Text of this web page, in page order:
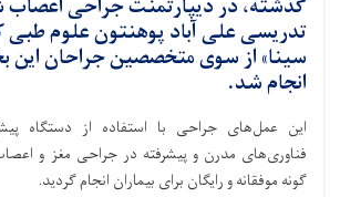
گذشته، در دیپارتمنت جراحی اعصاب
تدریسی علی آباد پوهنتون علوم طبی
سینا» از سوی متخصصین جراحان این
انجام شد.
فناوری‌های مدرن و پیشرفته در جراحی مغز و
گونه موفقانه و رایگان برای بیماران انجام گردید.